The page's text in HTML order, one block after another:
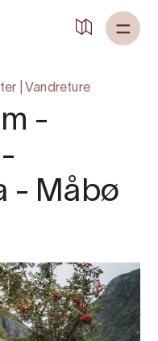
Vandreture
-
- Måbø